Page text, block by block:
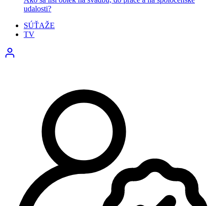
udalosti?
SÚŤAŽE
TV